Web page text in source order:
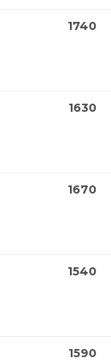
1740
1630
1670
1540
1590